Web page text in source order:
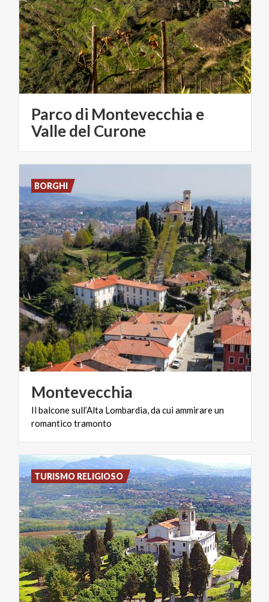
Parco di Montevecchia e
Valle del Curone
Montevecchia
Ilbalconesull’Alta Lombardia,dacuiammirareun
romantico tramonto
BORGHI
TURISMO RELIGIOSO